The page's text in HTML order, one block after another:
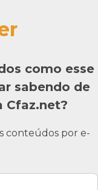
como esse
sabendo de
Cfaz.net?
conteúdos por e-